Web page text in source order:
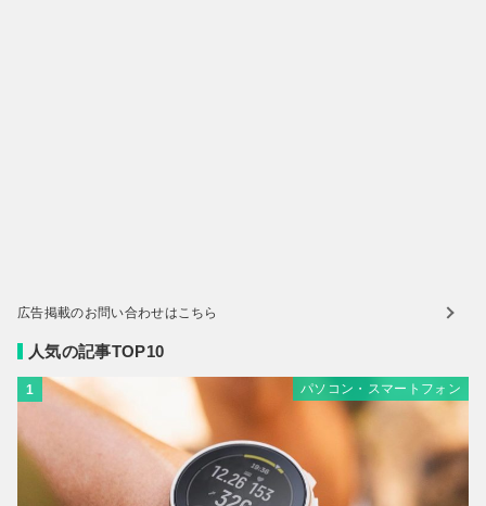
広告掲載のお問い合わせはこちら
人気の記事TOP10
1 パソコン・スマートフォン